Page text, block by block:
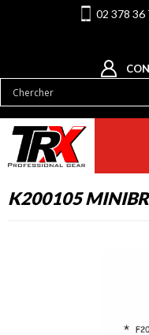
02 378 36
K200105